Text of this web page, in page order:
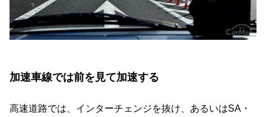
加速車線では前を見て加速する
高速道路では、インターチェンジを抜け、あるいはSA・